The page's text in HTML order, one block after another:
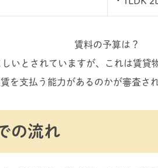
賃料の予算は？
いとされていますが、これは賃
を支払う能力があるのかが審査さ
の流れ